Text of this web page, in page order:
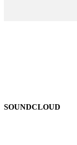
SOUNDCLOUD